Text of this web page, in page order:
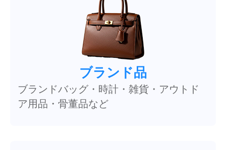
ブランド品
ブランドバッグ・時計・雑貨・アウトド
ア用品・骨董品など